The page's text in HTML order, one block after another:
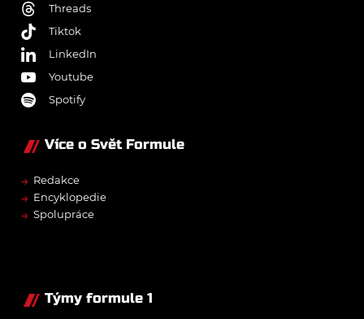
Threads
Tiktok
LinkedIn
Youtube
Spotify
Více o Svět Formule
→ Redakce
→ Encyklopedie
→ Spolupráce
Týmy formule 1